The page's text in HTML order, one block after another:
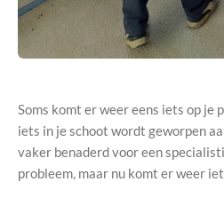
Soms komt er weer eens iets op je
iets in je schoot wordt geworpen
vaker benaderd voor een
probleem, maar nu komt er weer